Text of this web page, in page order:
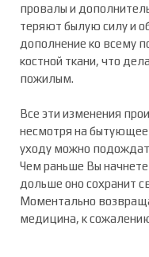
провалы и
теряют былую силу и
дополнение ко всему
костной ткани, что
пожилым.
Все эти изменения
несмотря на
уходу можно
Чем раньше Вы
дольше оно сохранит
Моментально
медицина, к